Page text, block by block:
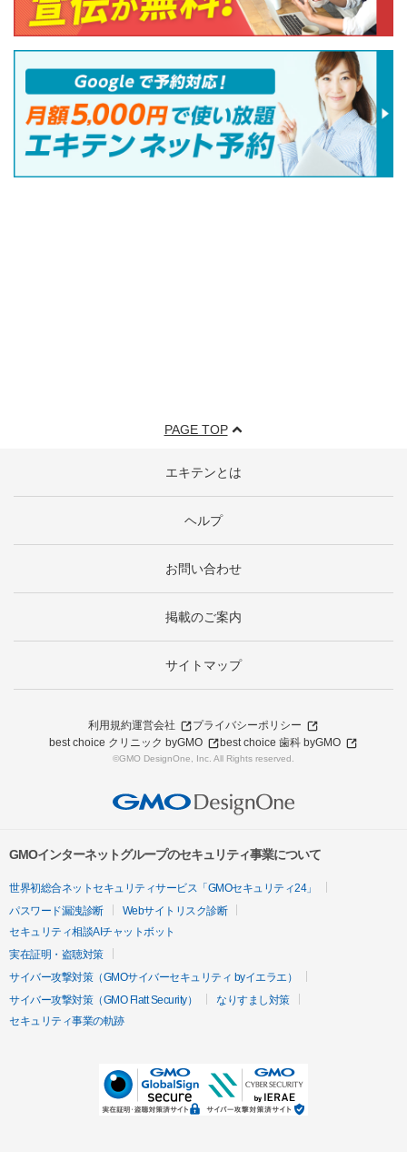
PAGE TOP
エキテンとは
ヘルプ
お問い合わせ
掲載のご案内
サイトマップ
利用規約運営会社
プライバシーポリシー
best choice クリニック byGMO
best choice 歯科 byGMO
©GMO DesignOne, Inc. All Rights reserved.
GMOインターネットグループのセキュリティ事業について
世界初総合ネットセキュリティサービス「GMOセキュリティ24」
パスワード漏洩診断
Webサイトリスク診断
セキュリティ相談AIチャットボット
実在証明・盗聴対策
サイバー攻撃対策（GMOサイバーセキュリティ byイエラエ）
サイバー攻撃対策（GMO Flatt Security）
なりすまし対策
セキュリティ事業の軌跡